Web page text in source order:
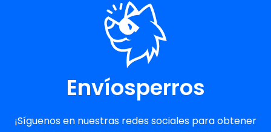
Envíosperros
¡Síguenos en nuestras redes sociales para obtener